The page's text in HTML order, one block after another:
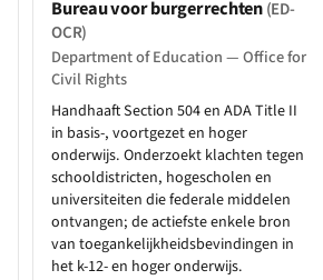
Bureau voor burgerrechten(ED-
OCR)
Department of Education — Office for
Civil Rights
Handhaaft Section 504 en ADA Title II
in basis-, voortgezet en hoger
onderwijs. Onderzoekt klachten tegen
schooldistricten, hogescholen en
universiteiten die federale middelen
ontvangen; de actiefste enkele bron
van toegankelijkheidsbevindingen in
het k-12- en hoger onderwijs.